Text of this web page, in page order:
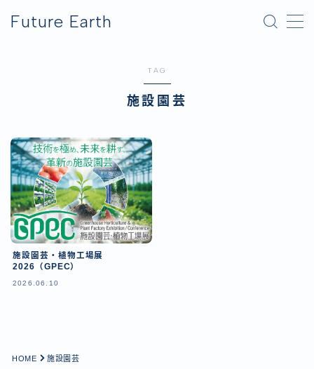
Future Earth
横浜グリーンエクスポ
TAG
施設園芸
施設園芸・植物工場展
2026（GPEC）
2026.06.10
HOME 施設園芸